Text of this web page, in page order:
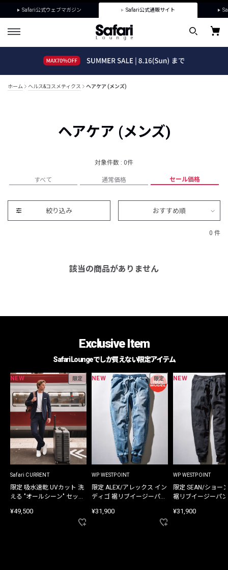
Safari公式ウェブマガジン Safari公式通販サイト
ホーム ヘルス&コスメティクス ヘアケア (メンズ)
ヘアケア (メンズ)
対象件数 : 0件
すべて 通常価格 セール価格
絞り込み おすすめ順
0 件
該当の商品がありません
Exclusive Item
Safari Loungeでしか買えない限定アイテム
NEW 限定
Safari CURRENT
限定 吸水速乾 UVカット 洗
える "オールシーン" セット
¥49,500
NEW 限定
WP WESTPOINT
限定 ALEX/アレックス イン
ディゴ 裾リブイージーパン
¥31,900
NEW
WP WESTPOINT
限定 SEAN/ショー
裾リブイージーパ
¥31,900